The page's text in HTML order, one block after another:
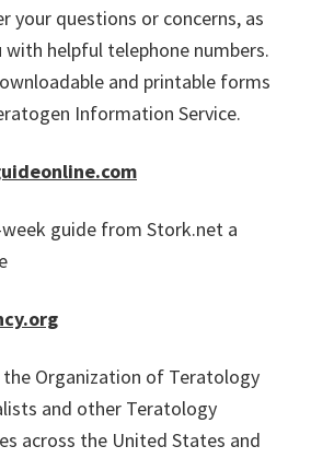
your questions or concerns, as
with helpful telephone numbers.
and printable forms
Information Service.
guide from Stork.net a
Organization of Teratology
and other Teratology
across the United States and